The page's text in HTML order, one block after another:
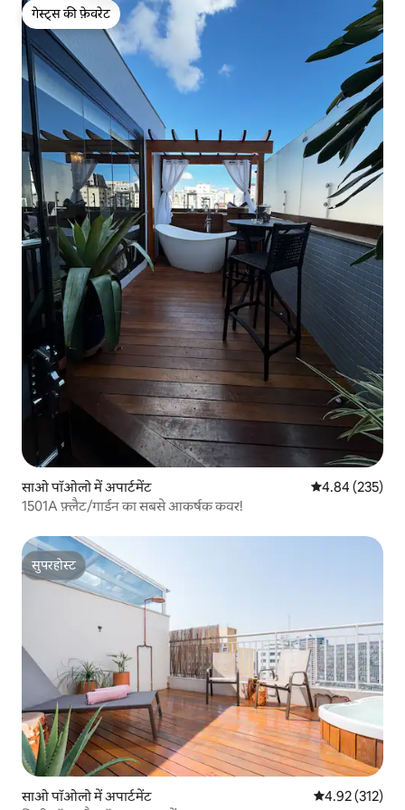
गेस्ट्स की फ़ेवरेट
गेस्ट्स की फ़ेवरेट
साओ पॉओलो में अपार्टमेंट औसत रेटिंग 5 में से
4.84 (235)
1501A फ़्लैट/गार्डन का सबसे आकर्षक कवर!
सुपरहोस्ट
सुपरहोस्ट
साओ पॉओलो में अपार्टमेंट औसत रेटिंग 5 में से
4.92 (312)